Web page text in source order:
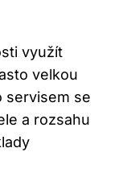
využít
velkou
servisem se
a rozsahu